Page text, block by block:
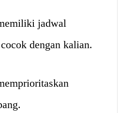
jadwal
dengan kalian.